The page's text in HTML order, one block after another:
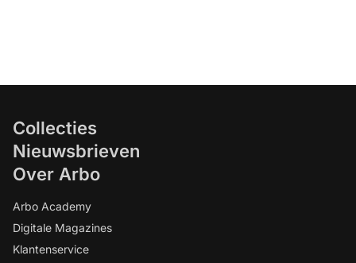
Collecties
Nieuwsbrieven
Over Arbo
Arbo Academy
Digitale Magazines
Klantenservice